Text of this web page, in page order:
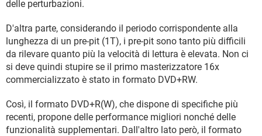
delle perturbazioni.
D'altra parte, considerando il periodo corrispondente alla
lunghezza di un pre-pit (1T), i pre-pit sono tanto più difficili
da rilevare quanto più la velocità di lettura è elevata. Non ci
si deve quindi stupire se il primo masterizzatore 16x
commercializzato è stato in formato DVD+RW.
Così, il formato DVD+R(W), che dispone di specifiche più
recenti, propone delle performance migliori nonché delle
funzionalità supplementari. Dall'altro lato però, il formato